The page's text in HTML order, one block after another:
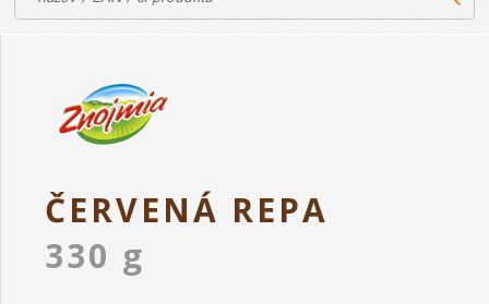
ČERVENÁ REPA
330 g